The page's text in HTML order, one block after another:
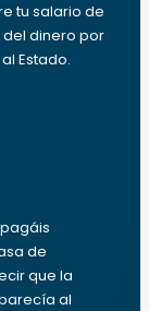
tu salario de
del dinero por
Estado.
de
que la
al